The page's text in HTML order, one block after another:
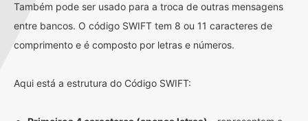
Também pode ser usado para a troca de outras mensagens
entre bancos. O código SWIFT tem 8 ou 11 caracteres de
comprimento e é composto por letras e números.
Aqui está a estrutura do Código SWIFT: